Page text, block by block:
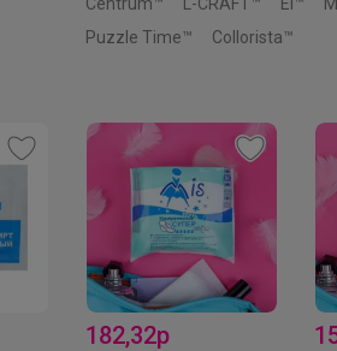
Puzzle Time™
Collorista™
182,32р